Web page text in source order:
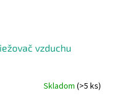
vzduchu
Skladom (>5 ks)